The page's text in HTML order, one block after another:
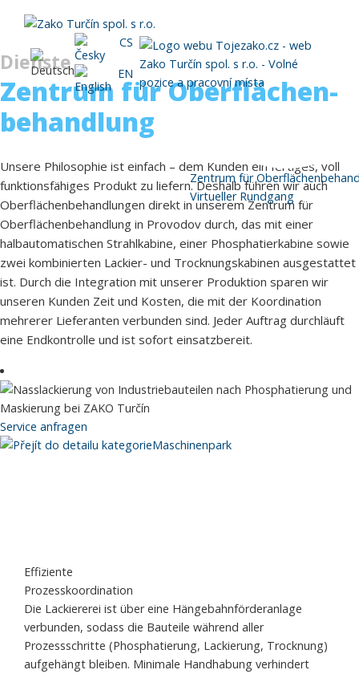
CS
EN
Zentrum für
Virtueller Rundgang
Zentrum für Oberflächen­
behandlung
Dienste
Unsere Philosophie ist einfach – dem Kunden ein fertiges, voll
funktionsfähiges Produkt zu liefern. Deshalb führen wir auch
Oberflächenbehandlungen direkt in unserem Zentrum für
Oberflächenbehandlung in Provodov durch, das mit einer
halbautomatischen Strahlkabine, einer Phosphatierkabine sowie
zwei kombinierten Lackier- und Trocknungskabinen ausgestattet
ist. Durch die Integration mit unserer Produktion sparen wir
unseren Kunden Zeit und Kosten, die mit der Koordination
mehrerer Lieferanten verbunden sind. Jeder Auftrag durchläuft
eine Endkontrolle und ist sofort einsatzbereit.
Service anfragen
Maschinenpark
Effiziente
Prozesskoordination
Die Lackiererei ist über eine Hängebahnförderanlage
verbunden, sodass die Bauteile während aller
Prozessschritte (Phosphatierung, Lackierung, Trocknung)
aufgehängt bleiben. Minimale Handhabung verhindert